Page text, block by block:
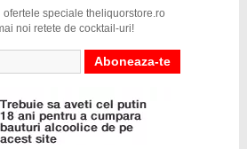
ofertele speciale theliquorstore.ro
noi retete de cocktail-uri!